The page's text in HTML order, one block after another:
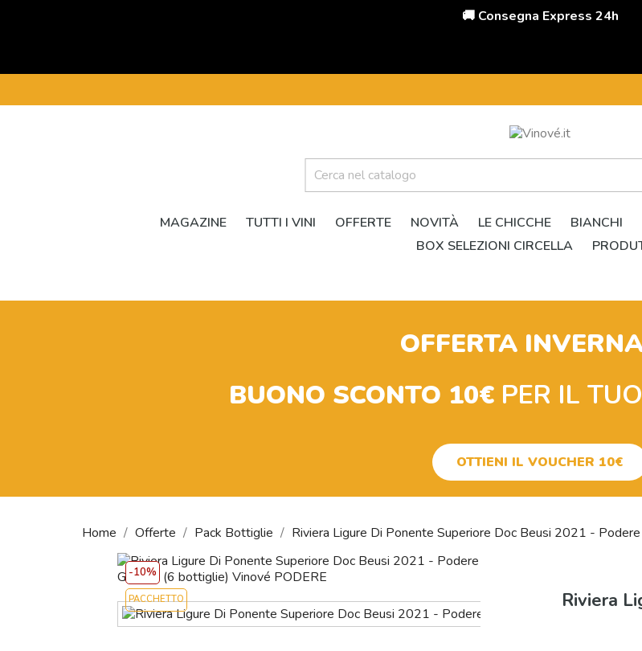
🚚 Consegna Express 24h
MAGAZINE TUTTI I VINI OFFERTE NOVITÀ LE CHICCHE BIANCHI
BOX SELEZIONI CIRCELLA
OFFERTA
BUONO SCONTO 10€ PER IL TUO
OTTIENI IL VOUCHER 10€
Home Offerte Pack Bottiglie Riviera Ligure Di Ponente Superiore Doc Beusi 2021 -
-10%
PACCHETTO
Riviera